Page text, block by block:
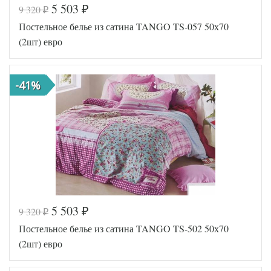
Код товара
515-079
Артикул
TT1458
Ткань
Размер
пододеяльника 200х220
Размер
простыни
220х245
50х70
(2шт)
Производитель
Tango
(Китай)
Код товара
515-083
Артикул
TT1492
Ткань
Размер
9 320₽ 5 503 ₽
Постельное белье из сатина TANGO TS-057 50х70
(2шт) евро
-41%
9 320₽ 5 503 ₽
Постельное белье из сатина TANGO TS-502 50х70
(2шт) евро